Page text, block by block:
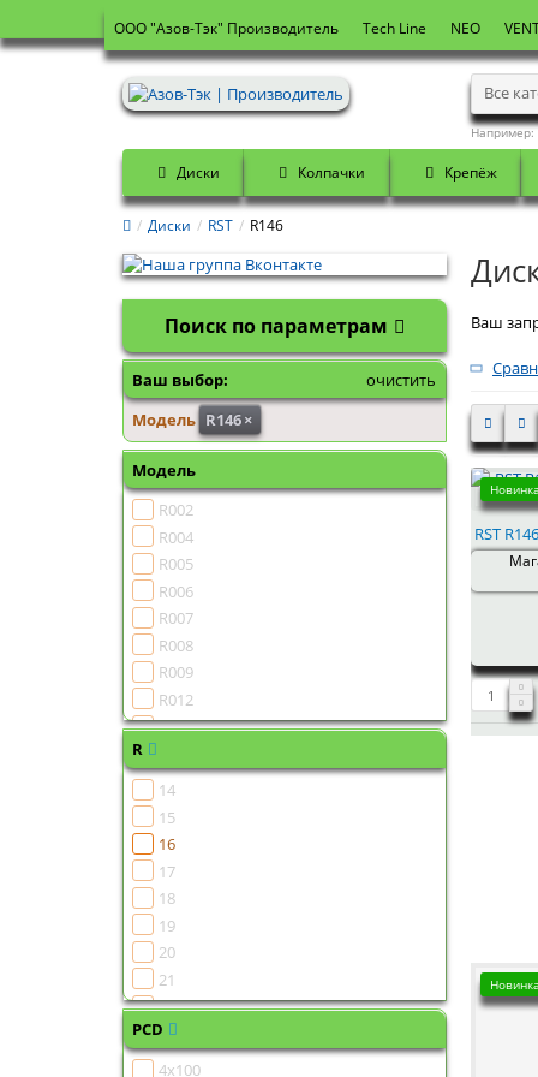
OOO "Азов-Тэк" Производитель Tech Line NEO
Все
Например:
Диски Колпачки Крепёж
Диски RST R146
Поиск по параметрам
Ваш выбор:
очистить
Модель R146×
Модель
R002
R004
R005
R006
R007
R008
R009
R012
R014
R016
R018
R022
R025
R027
R028
R029
R
14
15
16
17
18
19
20
21
22
PCD
4x100
Ваш
RST